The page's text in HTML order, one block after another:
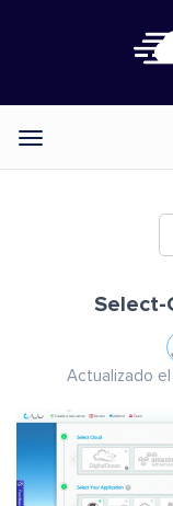
Categories
Select-
Actualizado el